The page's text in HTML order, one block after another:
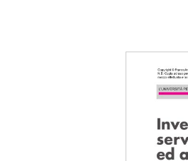
Per approfondire il dialogo con gli